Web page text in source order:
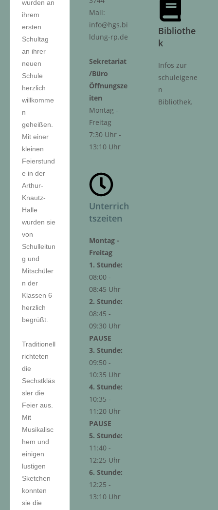
Mail:
info@hgs.bi
ldung-rp.de
Sekretariat
/Büro
Öffnungsze
iten
Montag -
Freitag
7:30 Uhr -
13:10 Uhr
Unterrich
tszeiten
Montag -
Freitag
1. Stunde:
08:00 -
08:45 Uhr
2. Stunde:
08:45 -
09:30 Uhr
PAUSE
3. Stunde:
09:50 -
10:35 Uhr
4. Stunde:
10:35 -
11:20 Uhr
PAUSE
5. Stunde:
11:40 -
12:25 Uhr
6. Stunde:
12:25 -
13:10 Uhr
wurden an
ihrem
ersten
Schultag
an ihrer
neuen
Schule
herzlich
willkomme
n
geheißen.
Mit einer
kleinen
Feierstund
e in der
Arthur-
Knautz-
Halle
wurden sie
von
Schulleitun
g und
Mitschüler
n der
Klassen 6
herzlich
begrüßt.
Traditionell
richteten
die
Sechstkläs
sler die
Feier aus.
Mit
Musikalisc
hem und
einigen
lustigen
Sketchen
konnten
sie die
Bibliothe
k
Infos zur
schuleigene
n
Bibliothek.